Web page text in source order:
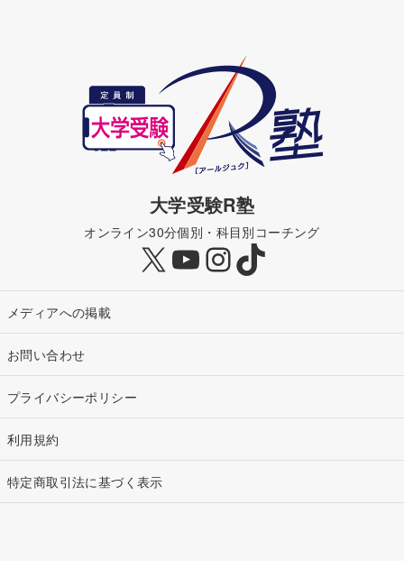
大学受験R塾
オンライン30分個別・科目別コーチング
X YouTube
Instagram
TikTok
メディアへの掲載
お問い合わせ
プライバシーポリシー
利用規約
特定商取引法に基づく表示